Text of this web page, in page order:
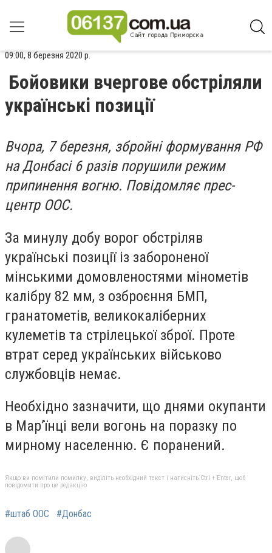
09:00, 8 березня 2020 р.
Бойовики вчергове обстріляли
українські позиції
Вчора, 7 березня, збройні формування РФ
на Донбасі 6 разів порушили режим
припинення вогню. Повідомляє прес-
центр ООС.
За минулу добу ворог обстріляв
українські позиції із забороненої
мінськими домовленостями мінометів
калібру 82 мм, з озброєння БМП,
гранатометів, великокаліберних
кулеметів та стрілецької зброї. Проте
втрат серед українських військово
службовців немає.
Необхідно зазначити, що днями окупанти
в Мар’їнці вели вогонь на поразку по
мирному населенню. Є поранений.
Якщо ви помітили помилку, виділіть необхідний текст і натисніть Ctrl + Enter, щоб
повідомити про це редакцію
#штаб ООС #Донбас